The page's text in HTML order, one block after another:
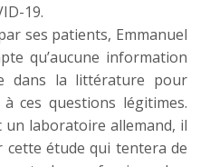
19.
ses patients, Emmanuel
qu’aucune information
dans la littérature pour
ces questions légitimes.
un laboratoire allemand, il
cette étude qui tentera de